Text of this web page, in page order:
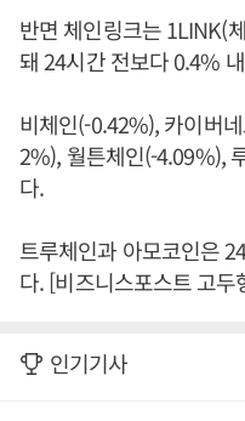
반면 체인링크는 1LINK(
돼 24시간 전보다 0.4%
비체인(-0.42%), 카이버
2%), 월튼체인(-4.09%),
다.
트루체인과 아모코인은
다. [비즈니스포스트 고두
인기기사